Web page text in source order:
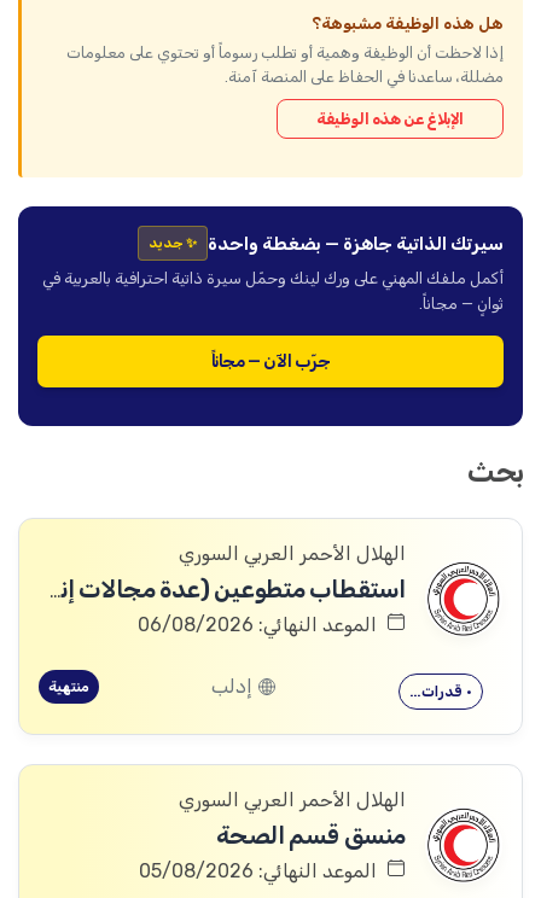
هل هذه الوظيفة مشبوهة؟
إذا لاحظت أن الوظيفة وهمية أو تطلب رسوماً أو تحتوي على معلومات
مضللة، ساعدنا في الحفاظ على المنصة آمنة.
الإبلاغ عن هذه الوظيفة
سيرتك الذاتية جاهزة — بضغطة واحدة ✨ جديد
أكمل ملفك المهني على ورك لينك وحمّل سيرة ذاتية احترافية بالعربية في
ثوانٍ — مجاناً.
جرّب الآن — مجاناً
بحث
الهلال الأحمر العربي السوري
استقطاب متطوعين (عدة مجالات إنسانية وإدارية)
الموعد النهائي: 06/08/2026
• قدرات… إدلب منتهية
الهلال الأحمر العربي السوري
منسق قسم الصحة
الموعد النهائي: 05/08/2026